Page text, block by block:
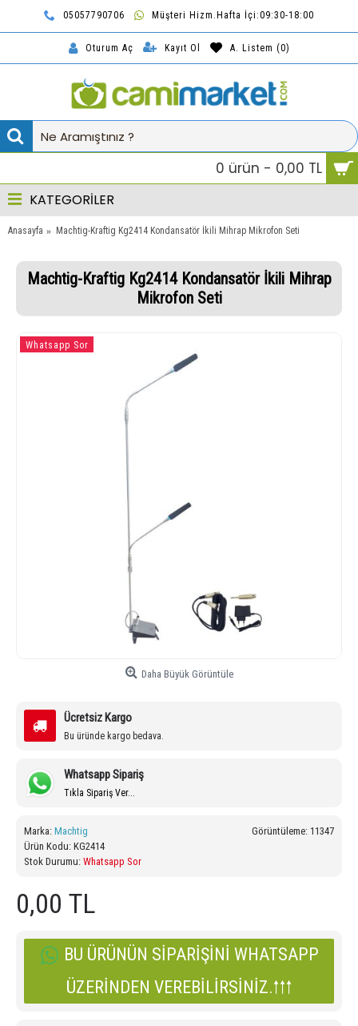
05057790706 Müşteri Hizm.Hafta İçi:09:30-18:00
Oturum Aç Kayıt Ol A. Listem (0)
0 ürün - 0,00 TL
KATEGORİLER
Anasayfa Machtig-Kraftig Kg2414 Kondansatör İkili Mihrap Mikrofon Seti
Machtig-Kraftig Kg2414 Kondansatör İkili Mihrap
Mikrofon Seti
Whatsapp Sor
Daha Büyük Görüntüle
Ücretsiz Kargo
Bu üründe kargo bedava.
Whatsapp Sipariş
Tıkla Sipariş Ver...
Görüntüleme: 11347
Marka: Machtig
Ürün Kodu: KG2414
Stok Durumu: Whatsapp Sor
0,00 TL
BU ÜRÜNÜN SIPARIŞINI WHATSAPP
ÜZERINDEN VEREBILIRSINIZ.🠑🠑🠑